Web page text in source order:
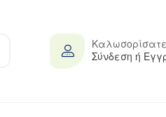
Σύνδεση ή